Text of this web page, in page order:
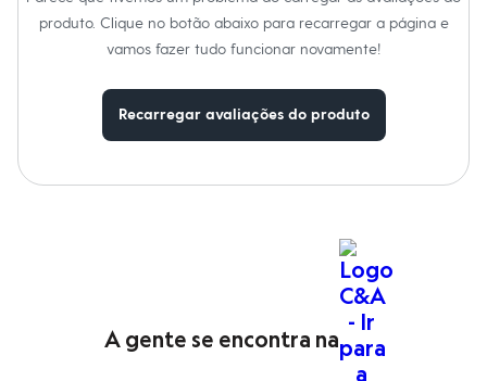
Vestidos
Masculino
Camisas
Chapéus e Bonés
produto. Clique no botão abaixo para recarregar a página e
vamos fazer tudo funcionar novamente!
Recarregar avaliações do produto
A gente se encontra na